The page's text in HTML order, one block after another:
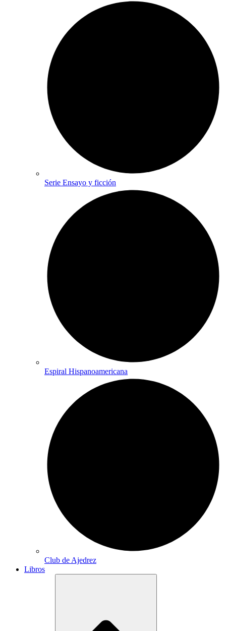
Serie Ensayo y ficción
Espiral Hispanoamericana
Club de Ajedrez
Libros